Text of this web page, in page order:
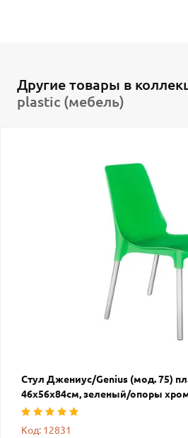
Другие товары в
plastic (мебель)
Стул Джениус/Genius (мод. 75)
46x56x84cм, зеленый/опоры
Код: 12831